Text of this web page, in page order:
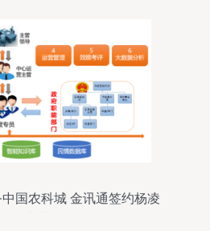
国农科城 金讯通签约杨凌